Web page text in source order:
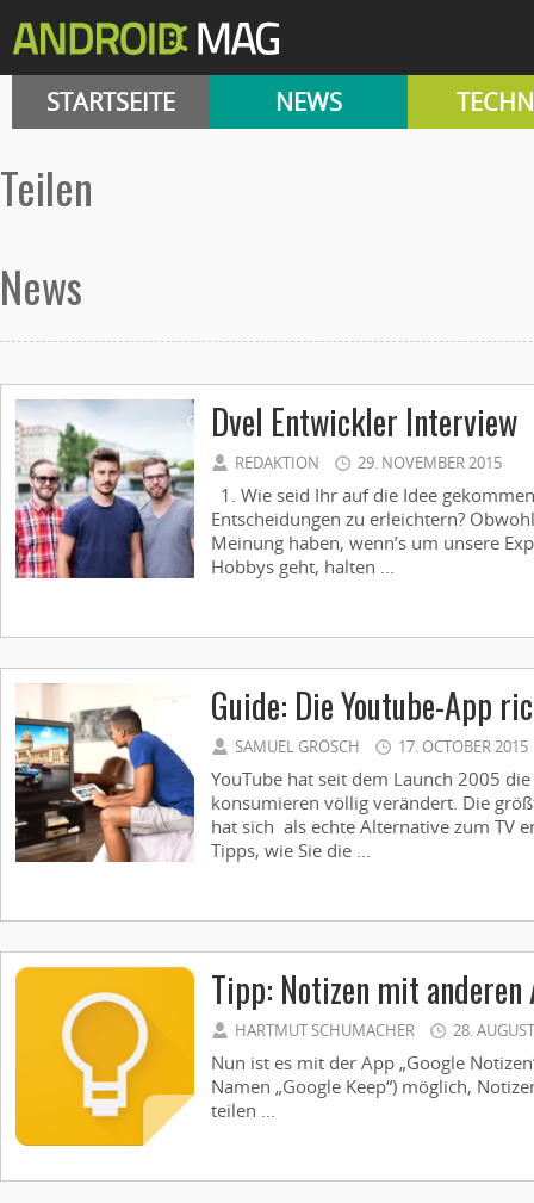
STARTSEITE NEWS
teilen
News
Dvel Entwickler Interview
REDAKTION 29. NOVEMBER 2015
1. Wie seid Ihr auf die Idee
Entscheidungen zu erleichtern?
Meinung haben, wenn’s um unsere
Hobbys geht, halten ...
Guide: Die Youtube-App
SAMUEL GRÖSCH 17. OCTOBER 2015
YouTube hat seit dem Launch 2005
konsumieren völlig verändert. Die
hat sich als echte Alternative zum TV
Tipps, wie Sie die ...
Tipp: Notizen mit
HARTMUT SCHUMACHER 28.
Nun ist es mit der App ­„Google
Namen „Google Keep“) möglich,
teilen ...